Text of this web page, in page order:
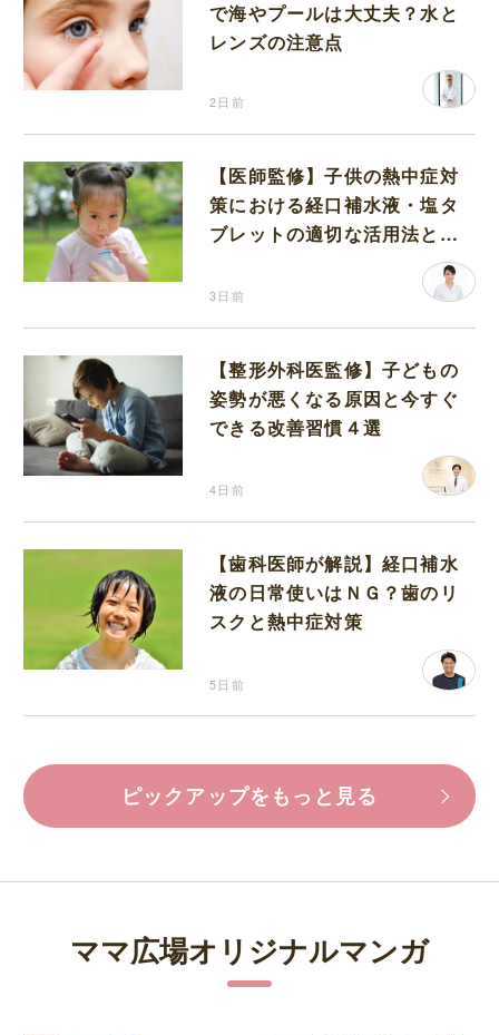
で海やプールは大丈夫？水と
レンズの注意点
2日前
【医師監修】子供の熱中症対
策における経口補水液・塩タ
ブレットの適切な活用法と水
3日前
【整形外科医監修】子どもの
姿勢が悪くなる原因と今すぐ
できる改善習慣４選
4日前
【歯科医師が解説】経口補水
液の日常使いはＮＧ？歯のリ
スクと熱中症対策
5日前
ピックアップをもっと見る
ママ広場オリジナルマンガ